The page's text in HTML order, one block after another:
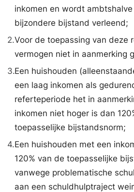
inkomen en wordt
bijzondere bijstand verleend;
2.Voor de toepassing van deze
vermogen niet in aanmerking
3.Een huishouden
een laag inkomen als
referteperiode het in
inkomen niet hoger is dan
toepasselijke bijstandsnorm;
4.Een huishouden met een
120% van de toepasselijke
vanwege problematische
aan een schuldhulptraject